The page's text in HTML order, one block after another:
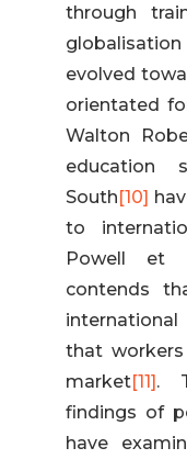
through
evolved
orientated
Walton
education
South[10]
to
Powell et
contends
that
market[11].
findings of
have